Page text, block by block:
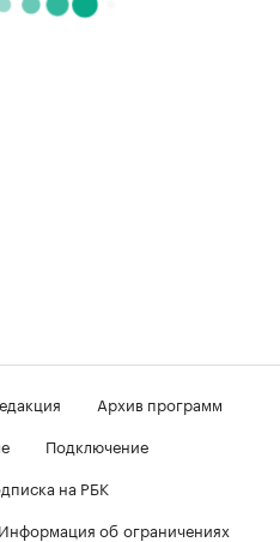
Архив программ
Подключение
на РБК
Информация об ограничениях